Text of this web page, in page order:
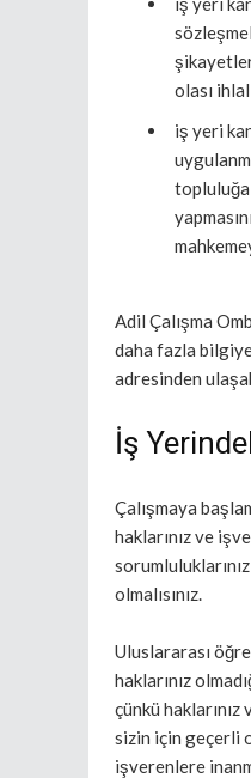
olası
iş yeri
topluluğa
Adil Çalışma
daha fazla
adresinden
İş
Çalışmaya
haklarınız ve
olmalısınız.
Uluslararası
haklarınız
çünkü haklarınız
sizin için geçerli
işverenlere